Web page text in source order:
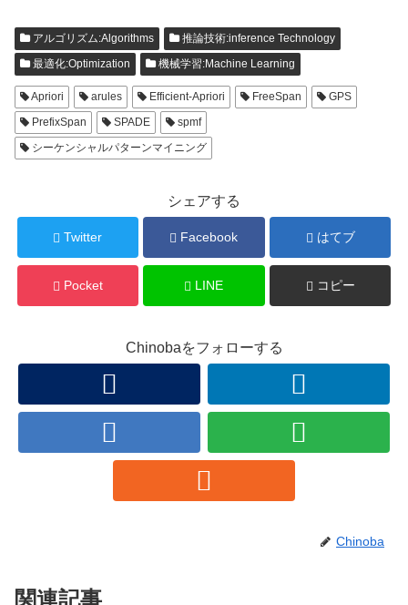
アルゴリズム:Algorithms
推論技術:inference Technology
最適化:Optimization
機械学習:Machine Learning
Apriori arules Efficient-Apriori FreeSpan
GPS
PrefixSpan
SPADE
spmf
シーケンシャルパターンマイニング
シェアする
Twitter Facebook はてブ
Pocket LINE コピー
Chinobaをフォローする
Chinoba
関連記事